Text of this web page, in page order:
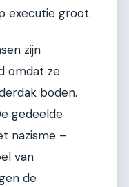
executie groot.
zijn
omdat ze
boden.
gedeelde
nazisme –
van
de